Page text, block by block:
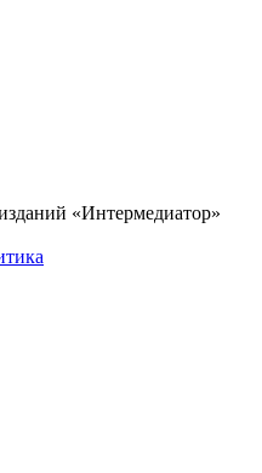
«Интермедиатор»